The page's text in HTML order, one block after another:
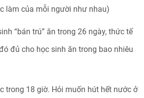
làm của mỗi người như nhau)
“bán trú” ăn trong 26 ngày, thức tế
đủ cho học sinh ăn trong bao nhiêu
trong 18 giờ. Hỏi muốn hút hết nước ở